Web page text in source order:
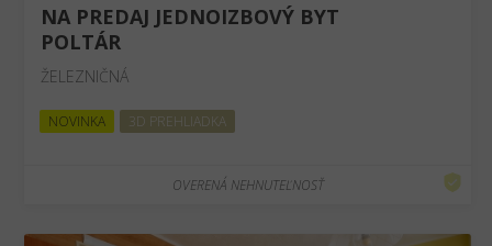
NA PREDAJ JEDNOIZBOVÝ BYT
POLTÁR
ŽELEZNIČNÁ
NOVINKA 3D PREHLIADKA
OVERENÁ NEHNUTEĽNOSŤ